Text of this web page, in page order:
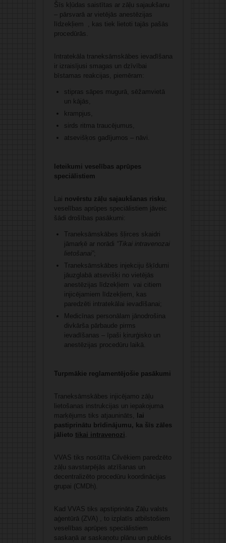
Šīs kļūdas saistītas ar zāļu sajaukšanu
– pārsvarā ar vietējās anestēzijas
līdzekļiem , kas tiek lietoti tajās pašās
procedūrās.
Intratekāla traneksāmskābes ievadīšana
ir izraisījusi smagas un dzīvībai
bīstamas reakcijas, piemēram:
stipras sāpes mugurā, sēžamvietā
un kājās,
krampjus,
sirds ritma traucējumus,
atsevišķos gadījumos – nāvi.
Ieteikumi veselības aprūpes
speciālistiem
Lai novērstu zāļu sajaukšanas risku
veselības aprūpes speciālistiem jāveic
šādi drošības pasākumi:
Traneksāmskābes šļirces skaidri
jāmarķē ar norādi “Tikai intravenozai
lietošanai” ;
Traneksāmskābes injekciju šķīdumi
jāuzglabā atsevišķi no vietējās
anestēzijas līdzekļiem vai citiem
injicējamiem līdzekļiem, kas
paredzēti intratekālai ievadīšanai;
Medicīnas personālam jānodrošina
divkārša pārbaude pirms
ievadīšanas – īpaši ķirurģisko un
anestēzijas procedūru laikā.
Turpmākie reglamentējošie pasākumi
Traneksāmskābes injicējamo zāļu
lietošanas instrukcijas un iepakojuma
marķējums tiks atjaunināts,
lai
pastiprinātu brīdinājumu, ka šīs zāles
jālieto tikai intravenozi
VVAS tiks nosūtīta Cilvēkiem paredzēto
zāļu savstarpējās atzīšanas un
decentralizēto procedūru koordinācijas
grupai (CMDh).
Kad VVAS tiks apstiprināta Zāļu valsts
aģentūrā (ZVA) , to izplatīs atbilstošiem
veselības aprūpes speciālistiem
saskaņā ar saskaņotu plānu un publicēs